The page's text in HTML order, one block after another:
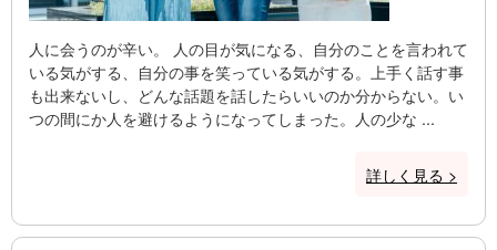
人に会うのが辛い。 人の目が気になる、自分のことを言われて
いる気がする、自分の事を笑っている気がする。上手く話す事
も出来ないし、どんな話題を話したらいいのか分からない。い
つの間にか人を避けるようになってしまった。人の少な ...
詳しく見る >